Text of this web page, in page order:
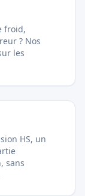
froid,
? Nos
les
HS, un
sans